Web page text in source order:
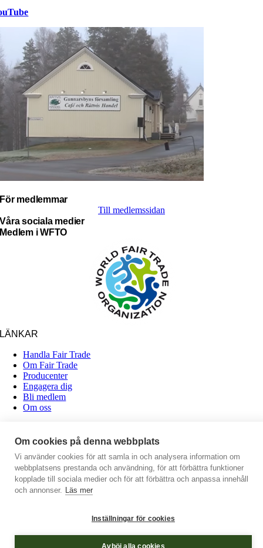
För medlemmar
Till medlemssidan
Våra sociala medier
Medlem i WFTO
LÄNKAR
Handla Fair Trade
Om Fair Trade
Producenter
Engagera dig
Bli medlem
Om oss
Fair Trade Återförsäljarna
info@fairtradeorg.se
Om cookies på denna webbplats
Vi använder cookies för att samla in och analysera information om
webbplatsens prestanda och användning, för att förbättra funktioner
kopplade till sociala medier och för att förbättra och anpassa innehåll
och annonser. Läs mer
Inställningar för cookies
Avböj alla cookies